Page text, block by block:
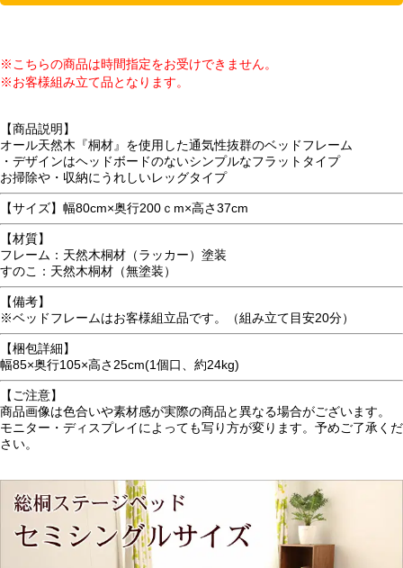
※こちらの商品は時間指定をお受けできません。
※お客様組み立て品となります。
【商品説明】
オール天然木『桐材』を使用した通気性抜群のベッドフレーム
・デザインはヘッドボードのないシンプルなフラットタイプ
お掃除や・収納にうれしいレッグタイプ
【サイズ】幅80cm×奥行200ｃm×高さ37cm
【材質】
フレーム：天然木桐材（ラッカー）塗装
すのこ：天然木桐材（無塗装）
【備考】
※ベッドフレームはお客様組立品です。（組み立て目安20分）
【梱包詳細】
幅85×奥行105×高さ25cm(1個口、約24kg)
【ご注意】
商品画像は色合いや素材感が実際の商品と異なる場合がございます。
モニター・ディスプレイによっても写り方が変ります。予めご了承くだ
さい。